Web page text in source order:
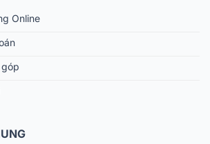
Online